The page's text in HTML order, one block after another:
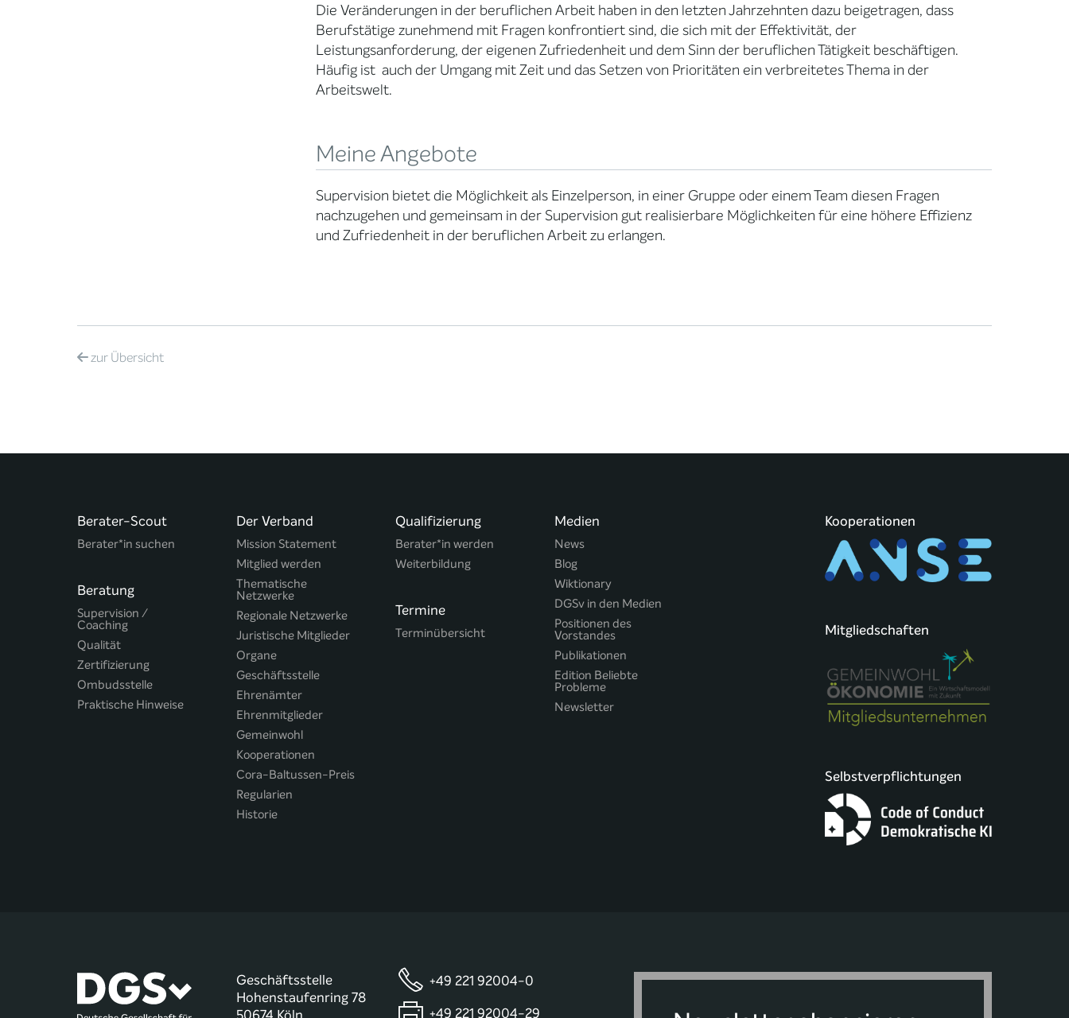
Die Veränderungen in der beruflichen Arbeit haben in den letzten Jahrzehnten dazu beigetragen, dass
Berufstätige zunehmend mit Fragen konfrontiert sind, die sich mit der Effektivität, der
Leistungsanforderung, der eigenen Zufriedenheit und dem Sinn der beruflichen Tätigkeit beschäftigen.
Häufig ist auch der Umgang mit Zeit und das Setzen von Prioritäten ein verbreitetes Thema in der
Arbeitswelt.
Meine Angebote
Supervision bietet die Möglichkeit als Einzelperson, in einer Gruppe oder einem Team diesen Fragen
nachzugehen und gemeinsam in der Supervision gut realisierbare Möglichkeiten für eine höhere Effizienz
und Zufriedenheit in der beruflichen Arbeit zu erlangen.
zurÜbersicht
Berater-Scout
Berater*in suchen
Beratung
Supervision /
Coaching
Qualität
Zertifizierung
Ombudsstelle
Praktische Hinweise
Der Verband
Mission Statement
Mitglied werden
Thematische
Netzwerke
Regionale Netzwerke
Juristische Mitglieder
Organe
Geschäftsstelle
Ehrenämter
Ehrenmitglieder
Gemeinwohl
Kooperationen
Cora-Baltussen-Preis
Regularien
Historie
Qualifizierung
Berater*in werden
Weiterbildung
Termine
Terminübersicht
Medien
News
Blog
Wiktionary
DGSv in den Medien
Positionen des
Vorstandes
Publikationen
Edition Beliebte
Probleme
Newsletter
Kooperationen
Mitgliedschaften
Selbstverpflichtungen
Geschäftsstelle
Hohenstaufenring 78
+49 221 92004-0
+49 221 92004-29